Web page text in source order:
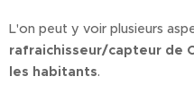
L'on peut y voir plusieurs
rafraichisseur/capteur de
les habitants.